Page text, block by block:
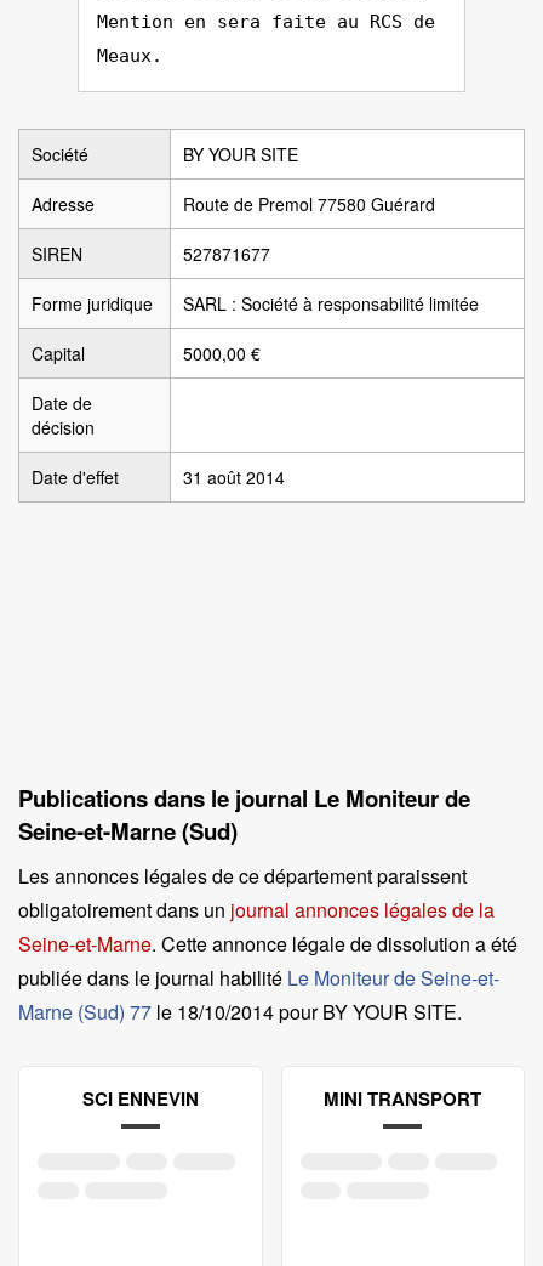
Mention en sera faite au RCS de
Meaux.
Société BY YOUR SITE
Adresse Route de Premol 77580 Guérard
SIREN 527871677
Forme juridique SARL : Société à responsabilité limitée
Capital 5000,00 €
Date de
décision
Date d'effet 31 août 2014
Publications dans le journal Le Moniteur de
Seine-et-Marne (Sud)
Les annonces légales de ce département paraissent
obligatoirement dans un journal annonces légales de la
Seine-et-Marne. Cette annonce légale de dissolution a été
publiée dans le journal habilité Le Moniteur de Seine-et-
Marne (Sud) 77 le 18/10/2014 pour BY YOUR SITE.
SCI ENNEVIN MINI TRANSPORT